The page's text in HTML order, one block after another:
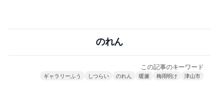
のれん
この記事のキーワード
ギャラリーふう しつらい のれん 暖簾 梅雨明け 津山市